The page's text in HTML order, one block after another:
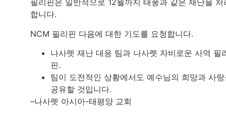
필리핀은 일반적으로 12월까지 태풍과 같은 재난을 처
합니다.
NCM 필리핀 다음에 대한 기도를 요청합니다.
나사렛 재난 대응 팀과 나사렛 자비로운 사역 필
핀.
팀이 도전적인 상황에서도 예수님의 희망과 사
공유할 것입니다.
–나사렛 아시아-태평양 교회